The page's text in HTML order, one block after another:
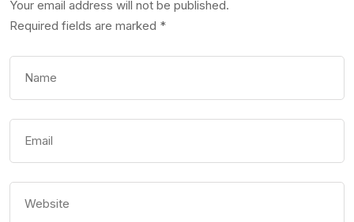
Your email address will not be published.
Required fields are marked *